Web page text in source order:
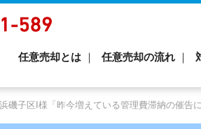
任意売却とは 任意売却の流れ
磯子区I様「昨今増えている管理費滞納の催告